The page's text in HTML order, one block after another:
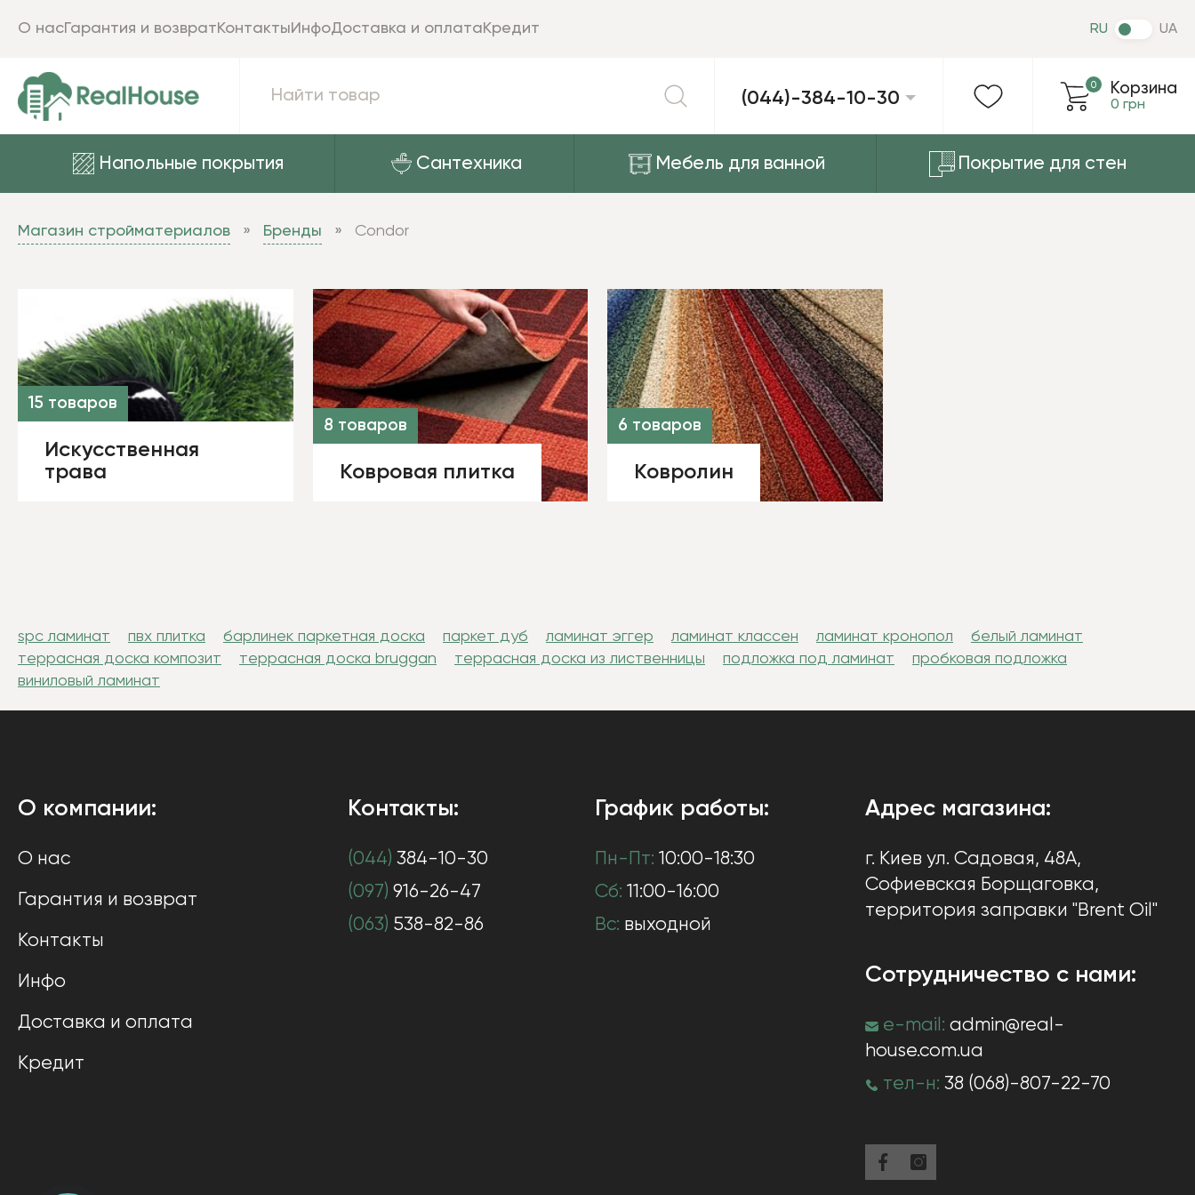
(044)-384-10-30
Корзина
0 грн
0
RU UA
Напольные покрытия Сантехника Мебель для ванной Покрытие для стен
О насГарантия и возвратКонтактыИнфоДоставка и оплатаКредит
Магазин стройматериалов Бренды Condor
15 товаров
Искусственная
трава
8 товаров
Ковровая плитка
6 товаров
Ковролин
spc ламинат пвх плитка барлинек паркетная доска паркет дуб ламинат эггер ламинат классен ламинат кронопол
белый ламинат
террасная доска композит
террасная доска bruggan террасная доска из лиственницы подложка под ламинат
пробковая подложка
виниловый ламинат
О компании:
О нас
Гарантия и возврат
Контакты
Инфо
Доставка и оплата
Кредит
Контакты:
(044) 384-10-30
(097) 916-26-47
(063) 538-82-86
График работы:
Пн-Пт: 10:00-18:30
Сб: 11:00-16:00
Вс: выходной
Адрес магазина:
г. Киев ул. Садовая, 48А,
Софиевская Борщаговка,
территория заправки "Brent Oil"
Сотрудничество с нами:
e-mail: admin@real-
house.com.ua
тел-н: 38 (068)-807-22-70